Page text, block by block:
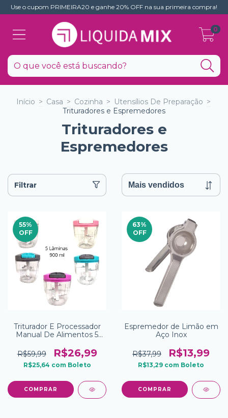
Use o cupom PRIMEIRA20 e ganhe 20% OFF na sua primeira compra!
0
Início > Casa > Cozinha > Utensílios De Preparação >
Trituradores e Espremedores
Trituradores e
Espremedores
Filtrar
55%
OFF
Triturador E Processador
Manual De Alimentos 5
R$59,99
R$26,99
R$25,64 com Boleto
63%
OFF
Espremedor de Limão em
Aço Inox
R$37,99 R$13,99
R$13,29 com Boleto